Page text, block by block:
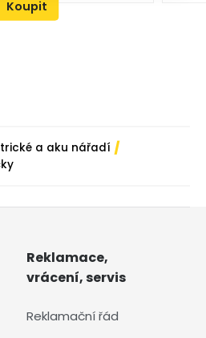
Koupit
a aku nářadí /
Reklamace,
vrácení, servis
Reklamační řád